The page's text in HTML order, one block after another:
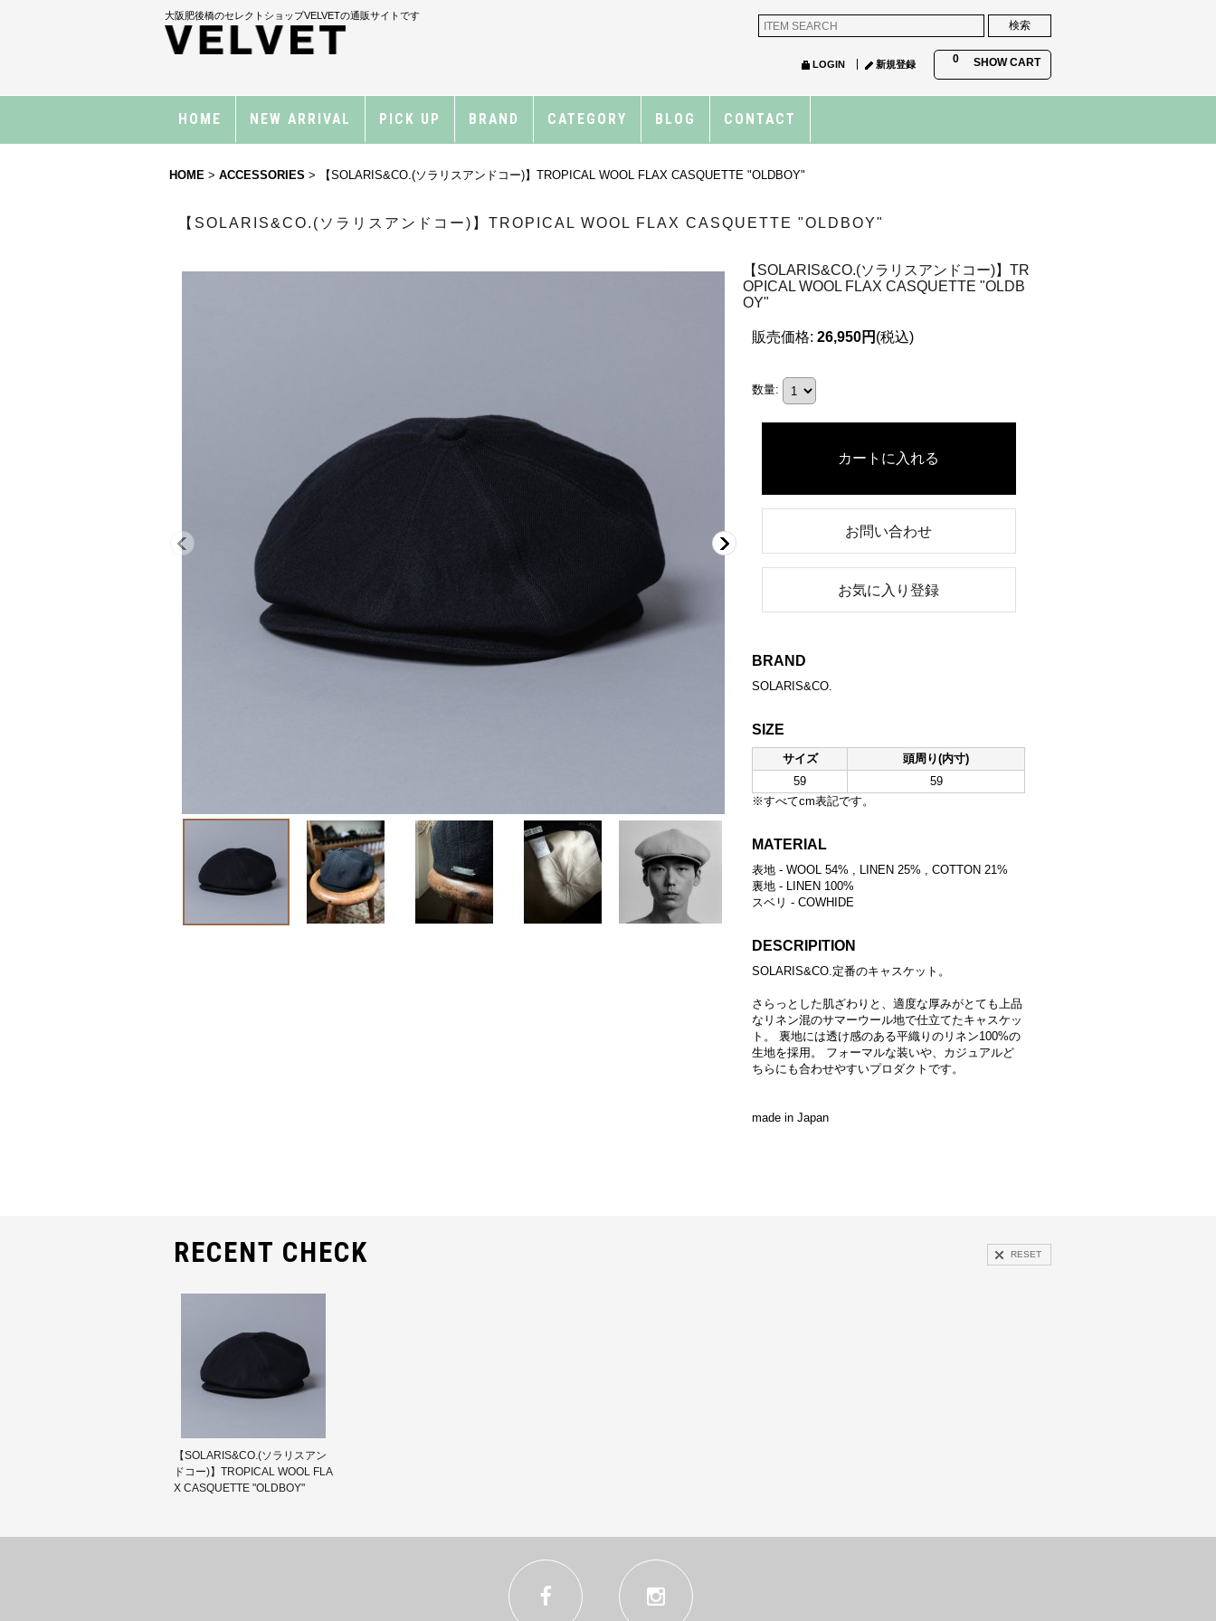
大阪肥後橋のセレクトショップVELVETの通販サイトです
0 SHOW CART
LOGIN 新規登録
HOME NEW ARRIVAL PICK UP BRAND CATEGORY BLOG CONTACT
HOME > ACCESSORIES > 【SOLARIS&CO.(ソラリスアンドコー)】TROPICAL WOOL FLAX CASQUETTE "OLDBOY"
【SOLARIS&CO.(ソラリスアンドコー)】TROPICAL WOOL FLAX CASQUETTE "OLDBOY"
【SOLARIS&CO.(ソラリスアンドコー)】TR
OPICAL WOOL FLAX CASQUETTE "OLDB
OY"
販売価格: 26,950円 (税込)
数量:
お問い合わせ
お気に入り登録
BRAND
SOLARIS&CO.
SIZE
サイズ
頭周り(内寸)
59
59
※すべてcm表記です。
MATERIAL
表地 - WOOL 54% , LINEN 25% , COTTON 21%
裏地 - LINEN 100%
スベリ - COWHIDE
DESCRIPITION
SOLARIS&CO.定番のキャスケット。
さらっとした肌ざわりと、適度な厚みがとても上品
なリネン混のサマーウール地で仕立てたキャスケッ
ト。 裏地には透け感のある平織りのリネン100%の
生地を採用。 フォーマルな装いや、カジュアルど
ちらにも合わせやすいプロダクトです。
made in Japan
RECENT CHECK RESET
【SOLARIS&CO.(ソラリスアン
ドコー)】TROPICAL WOOL FLA
X CASQUETTE "OLDBOY"